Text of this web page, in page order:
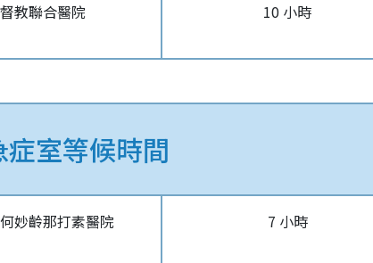
教聯合醫院 10 小時
室等候時間
妙齡那打素醫院 7 小時